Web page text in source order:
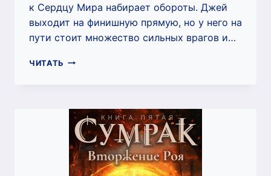
к Сердцу Мира набирает обороты. Джей
выходит на финишную прямую, но у него на
пути стоит множество сильных врагов и…
ЧИТАТЬ СУМРАК-7.
ВТОРАЯ
(АНДРЕЙ
ЕФРЕМОВ)